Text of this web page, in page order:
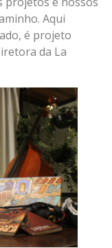
Aqui
é projeto
da La